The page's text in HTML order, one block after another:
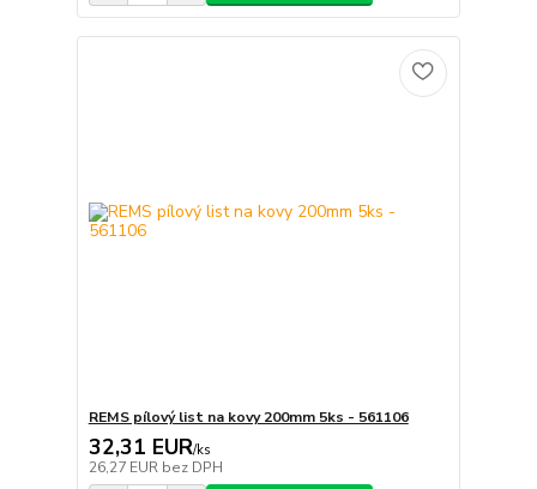
REMS pílový list na kovy 200mm 5ks - 561106
32,31 EUR/ks
26,27 EUR bez DPH